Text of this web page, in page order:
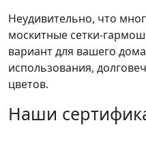
Неудивительно, что
москитные сетки-
вариант для вашего
использования,
цветов.
Наши